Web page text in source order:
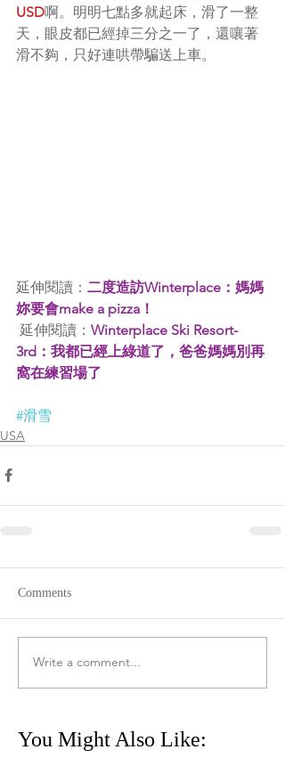
USD啊。明明七點多就起床，滑了一整
天，眼皮都已經掉三分之一了，還嚷著
滑不夠，只好連哄帶騙送上車。
延伸閱讀： 二度造訪Winterplace：媽媽
妳要會make a pizza！
延伸閱讀： Winterplace Ski Resort-
3rd：我都已經上綠道了，爸爸媽媽別再
窩在練習場了
#滑雪
USA
Comments
Write a comment...
You Might Also Like: